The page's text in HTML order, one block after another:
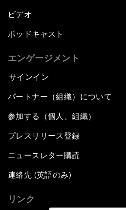
ビデオ
ポッドキャスト
エンゲージメント
サインイン
パートナー（組織）について
参加する（個人、組織）
プレスリリース登録
ニュースレター購読
連絡先 (英語のみ)
リンク